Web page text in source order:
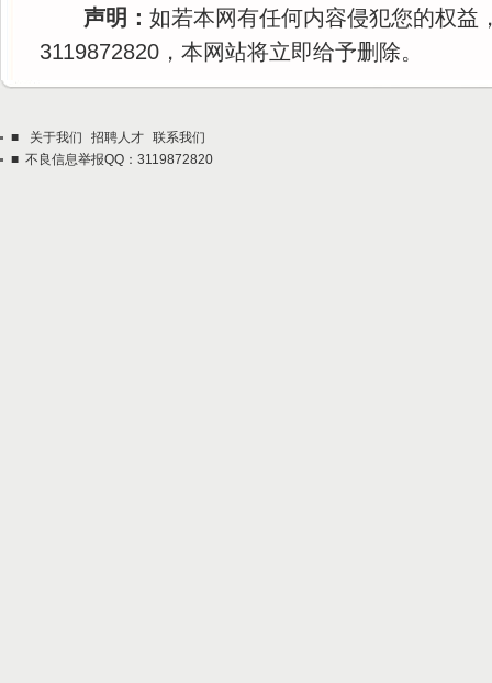
声明： 如若本网有任何内容侵犯您的权益
3119872820，本网站将立即给予删除。
■ 关于我们 招聘人才 联系我们
■ 不良信息举报QQ：3119872820